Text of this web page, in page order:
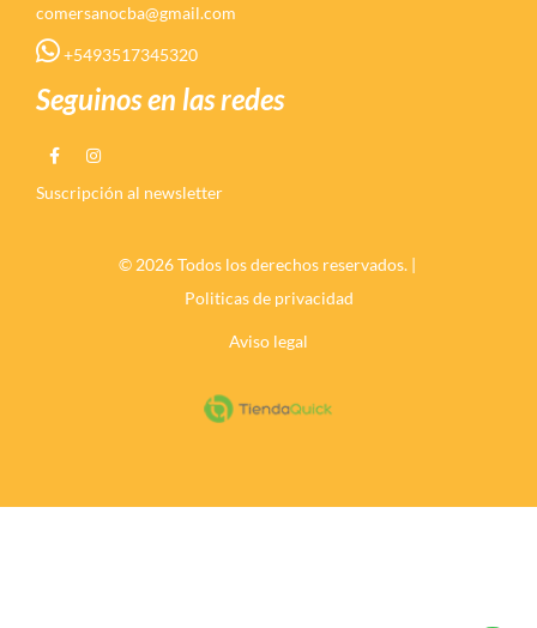
comersanocba@gmail.com
+5493517345320
Seguinos en las redes
Suscripción al newsletter
© 2026 Todos los derechos reservados. |
Politicas de privacidad
Aviso legal